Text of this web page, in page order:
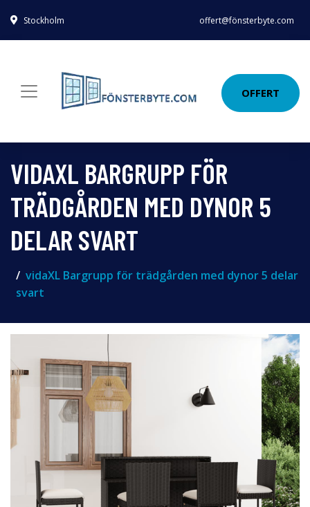
Stockholm offert@fönsterbyte.com
OFFERT
VIDAXL BARGRUPP FÖR
TRÄDGÅRDEN MED DYNOR 5
DELAR SVART
vidaXL Bargrupp för trädgården med dynor 5 delar
svart